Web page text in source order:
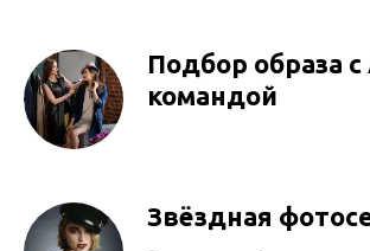
Подбор образа
командой
Звёздная